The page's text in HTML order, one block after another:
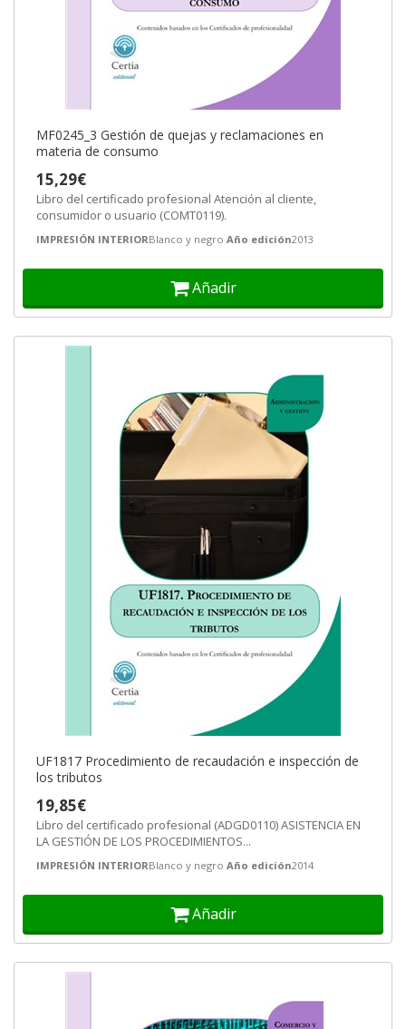
MF0245_3 Gestión de quejas y reclamaciones en
materia de consumo
15,29€
Libro del certificado profesional Atención al cliente,
consumidor o usuario (COMT0119).
IMPRESIÓN INTERIORBlanco y negro Año edición2013
Añadir
UF1817 Procedimiento de recaudación e inspección de
los tributos
19,85€
Libro del certificado profesional (ADGD0110) ASISTENCIA EN
LA GESTIÓN DE LOS PROCEDIMIENTOS...
IMPRESIÓN INTERIORBlanco y negro Año edición2014
Añadir